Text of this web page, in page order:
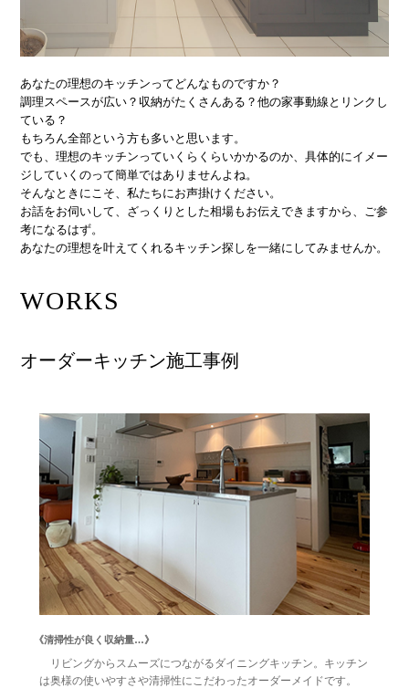
あなたの理想のキッチンってどんなものですか？
調理スペースが広い？収納がたくさんある？他の家事動線とリンクし
ている？
もちろん全部という方も多いと思います。
でも、理想のキッチンっていくらくらいかかるのか、具体的にイメー
ジしていくのって簡単ではありませんよね。
そんなときにこそ、私たちにお声掛けください。
お話をお伺いして、ざっくりとした相場もお伝えできますから、ご参
考になるはず。
あなたの理想を叶えてくれるキッチン探しを一緒にしてみませんか。
WORKS
オーダーキッチン施工事例
《清掃性が良く収納量…》
リビングからスムーズにつながるダイニングキッチン。キッチン
は奥様の使いやすさや清掃性にこだわったオーダーメイドです。